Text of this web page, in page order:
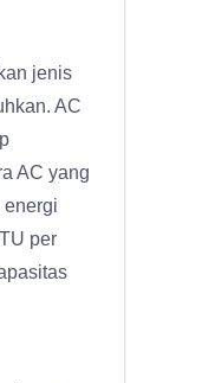
jenis
AC
AC yang
energi
per